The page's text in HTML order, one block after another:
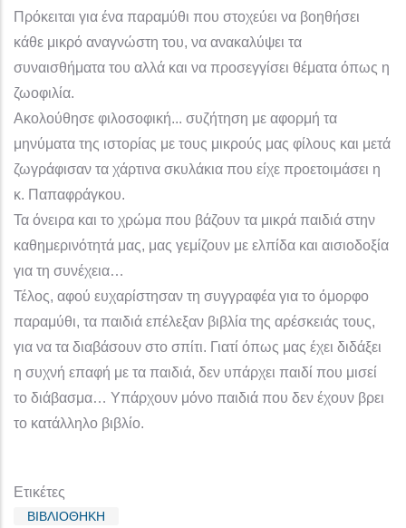
Πρόκειται για ένα παραμύθι που στοχεύει να βοηθήσει
κάθε μικρό αναγνώστη του, να ανακαλύψει τα
συναισθήματα του αλλά και να προσεγγίσει θέματα όπως η
ζωοφιλία.
Ακολούθησε φιλοσοφική... συζήτηση με αφορμή τα
μηνύματα της ιστορίας με τους μικρούς μας φίλους και μετά
ζωγράφισαν τα χάρτινα σκυλάκια που είχε προετοιμάσει η
κ. Παπαφράγκου.
Τα όνειρα και το χρώμα που βάζουν τα μικρά παιδιά στην
καθημερινότητά μας, μας γεμίζουν με ελπίδα και αισιοδοξία
για τη συνέχεια…
Τέλος, αφού ευχαρίστησαν τη συγγραφέα για το όμορφο
παραμύθι, τα παιδιά επέλεξαν βιβλία της αρέσκειάς τους,
για να τα διαβάσουν στο σπίτι. Γιατί όπως μας έχει διδάξει
η συχνή επαφή με τα παιδιά, δεν υπάρχει παιδί που μισεί
το διάβασμα… Υπάρχουν μόνο παιδιά που δεν έχουν βρει
το κατάλληλο βιβλίο.
Ετικέτες
ΒΙΒΛΙΟΘΗΚΗ